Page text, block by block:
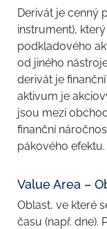
Derivát je cenný
instrument),
podkladového
od jiného
derivát je
aktivum je
jsou mezi
finanční
pákového efektu.
Value Area –
Oblast, ve které
času (např.